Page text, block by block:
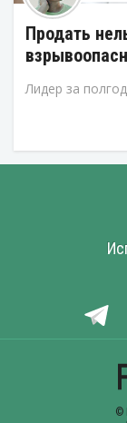
Продать
Лидер за